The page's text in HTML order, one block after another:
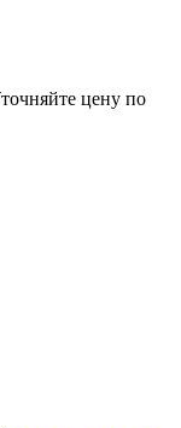
цену по